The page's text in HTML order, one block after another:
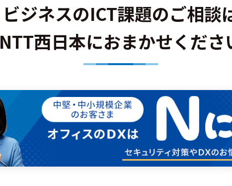
ビジネスのICT課題のご相談
NTT西日本におまかせくださ